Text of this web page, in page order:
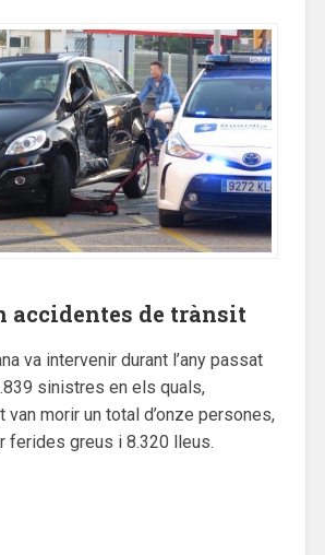
accidentes de trànsit
va intervenir durant l’any passat
sinistres en els quals,
van morir un total d’onze persones,
ferides greus i 8.320 lleus.